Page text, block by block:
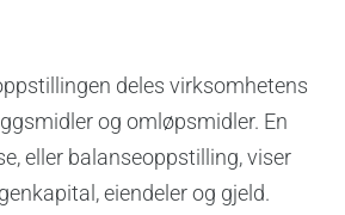
deles virksomhetens
og omløpsmidler. En
eller balanseoppstilling, viser
eiendeler og gjeld.